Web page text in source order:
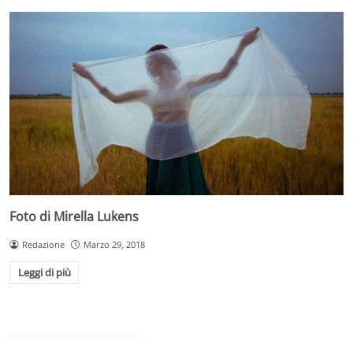
Foto di Mirella Lukens
Redazione Marzo 29, 2018
Leggi di più